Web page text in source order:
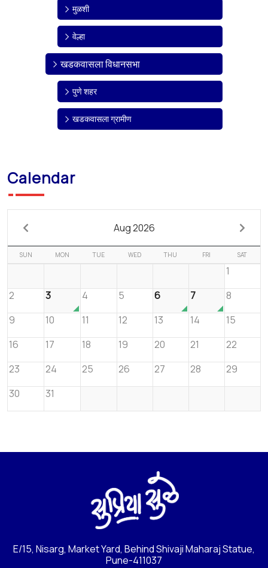
मुळशी
वेल्हा
खडकवासला विधानसभा
पुणे शहर
खडकवासला ग्रामीण
Calendar
Aug 2026
SUN MON TUE WED THU FRI SAT
1
2
3 4 5 6 7
8
9
10 11 12 13 14
15
16
17 18 19 20 21
22
23
24 25 26 27 28
29
30
31
E/15, Nisarg, Market Yard, Behind Shivaji Maharaj Statue,
Pune-411037